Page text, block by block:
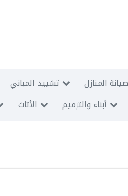
تشييد المباني صيانة المنازل
الأثاث أبناء والترميم